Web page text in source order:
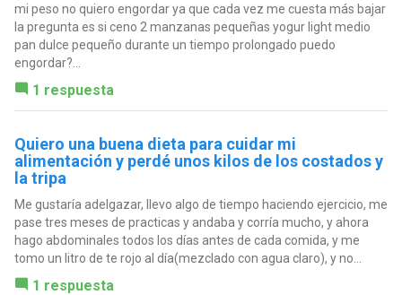
mi peso no quiero engordar ya que cada vez me cuesta más bajar
la pregunta es si ceno 2 manzanas pequeñas yogur light medio
pan dulce pequeño durante un tiempo prolongado puedo
engordar?...
1 respuesta
Quiero una buena dieta para cuidar mi
alimentación y perdé unos kilos de los costados y
la tripa
Me gustaría adelgazar, llevo algo de tiempo haciendo ejercicio, me
pase tres meses de practicas y andaba y corría mucho, y ahora
hago abdominales todos los días antes de cada comida, y me
tomo un litro de te rojo al día(mezclado con agua claro), y no...
1 respuesta